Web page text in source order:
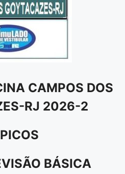
CAMPOS DOS
RJ 2026-2
BÁSICA